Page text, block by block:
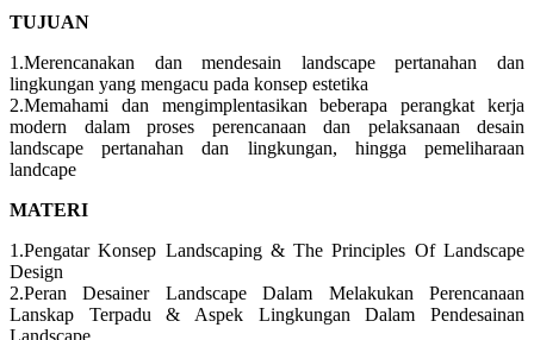
TUJUAN
1.Merencanakan dan mendesain landscape pertanahan dan
lingkungan yang mengacu pada konsep estetika
2.Memahami dan mengimplentasikan beberapa perangkat kerja
modern dalam proses perencanaan dan pelaksanaan desain
landscape pertanahan dan lingkungan, hingga pemeliharaan
landcape
MATERI
1.Pengatar Konsep Landscaping & The Principles Of Landscape
Design
2.Peran Desainer Landscape Dalam Melakukan Perencanaan
Lanskap Terpadu & Aspek Lingkungan Dalam Pendesainan
Landscape